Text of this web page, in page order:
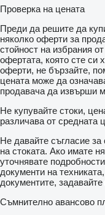
Проверка на цената
Преди да решите да
няколко оферти за
стойност на избрания
офертата, която сте си
оферти, не бързайте,
цената може да
продавача да извърши
Не купувайте стоки,
различава от средната
Не давайте съгласие
на стоката. Ако имате
уточнявате
документи на
документите,
Съмнително авансово